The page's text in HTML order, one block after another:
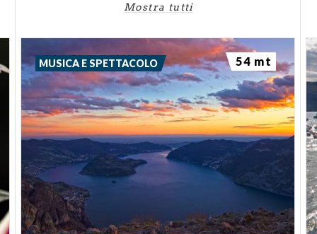
Mostra tutti
MUSICA E SPETTACOLO 54 mt